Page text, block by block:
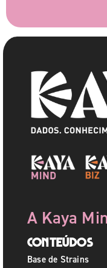
A Kaya
Conteúdos
Base de Strains